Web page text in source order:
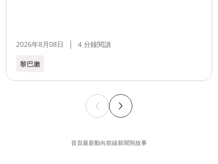
2026年8月08日 4 分鐘閱讀
黎巴嫩​
首頁最新動向前線新聞與故事